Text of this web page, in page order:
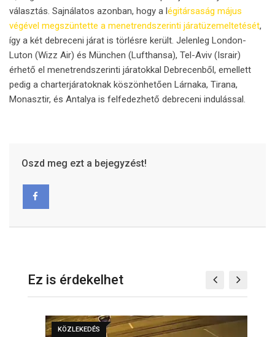
választás. Sajnálatos azonban, hogy a légitársaság május
végével megszüntette a menetrendszerinti járatüzemeltetését,
így a két debreceni járat is törlésre került. Jelenleg London-
Luton (Wizz Air) és München (Lufthansa), Tel-Aviv (Israir)
érhető el menetrendszerinti járatokkal Debrecenből, emellett
pedig a charterjáratoknak köszönhetően Lárnaka, Tirana,
Monasztir, és Antalya is felfedezhető debreceni indulással.
Oszd meg ezt a bejegyzést!
Ez is érdekelhet
KÖZLEKEDÉS